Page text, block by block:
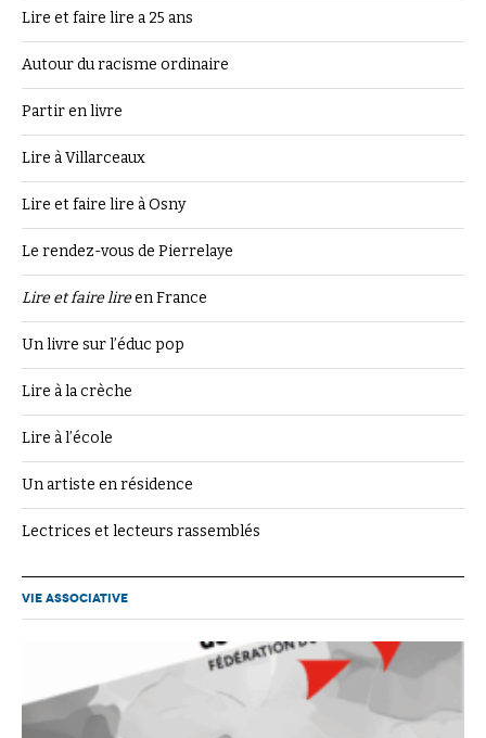
Lire et faire lire a 25 ans
Autour du racisme ordinaire
Partir en livre
Lire à Villarceaux
Lire et faire lire à Osny
Le rendez-vous de Pierrelaye
Lire et faire lireen France
Un livre sur l’éduc pop
Lire à la crèche
Lire à l’école
Un artiste en résidence
Lectrices et lecteurs rassemblés
VIE ASSOCIATIVE